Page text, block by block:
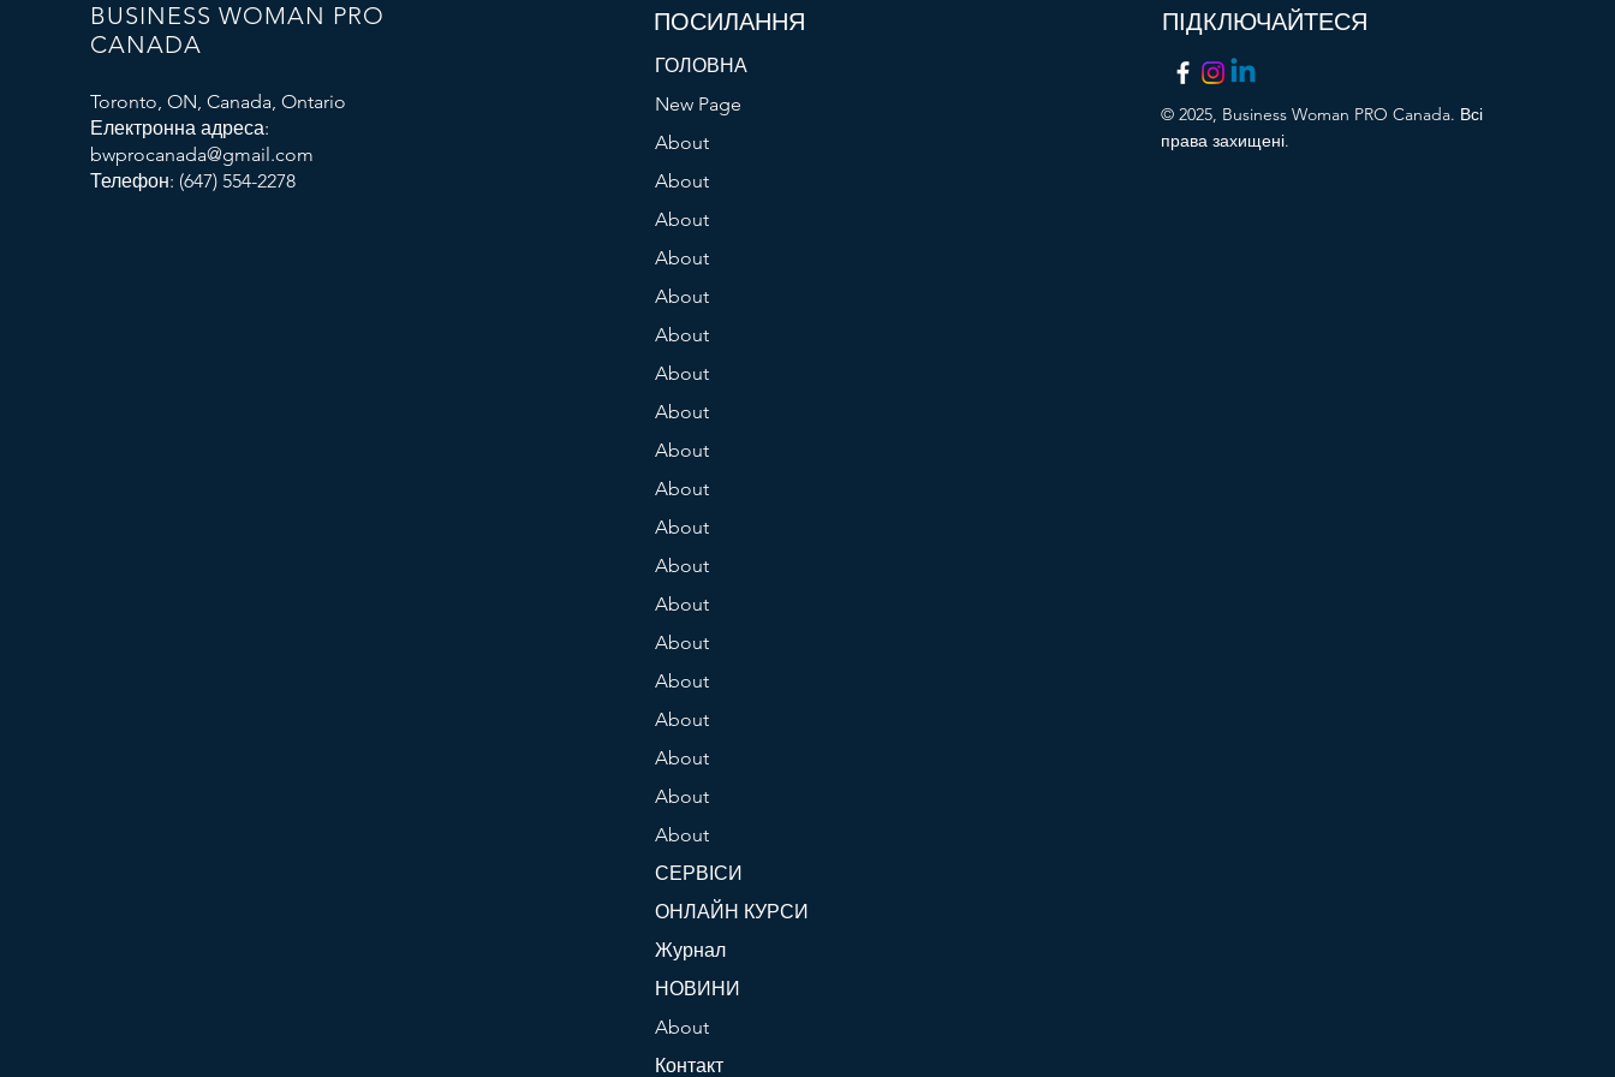
BUSINESS WOMAN PRO
CANADA
Toronto, ON, Canada, Ontario
Електронна адреса:
bwprocanada@gmail.com
Телефон: (647) 554-2278
ПОСИЛАННЯ
ГОЛОВНА
New Page
About
About
About
About
About
About
About
About
About
About
About
About
About
About
About
About
About
About
About
СЕРВІСИ
ОНЛАЙН КУРСИ
Журнал
НОВИНИ
About
Контакт
ПІДКЛЮЧАЙТЕСЯ
© 2025, Business Woman PRO Canada. Всі
права захищені.